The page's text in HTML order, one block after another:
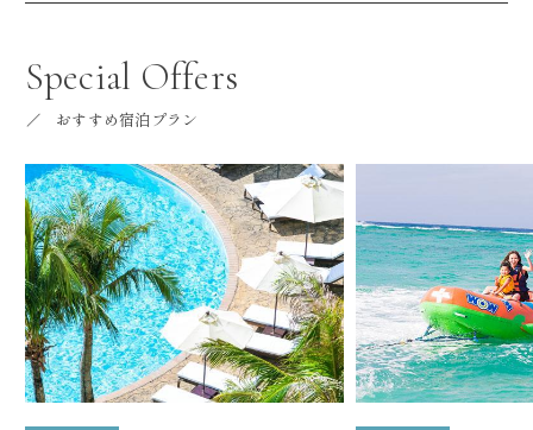
Special Offers
おすすめ宿泊プラン